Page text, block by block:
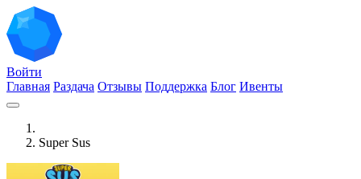
Войти
Главная Раздача Отзывы Поддержка Блог Ивенты
Super Sus